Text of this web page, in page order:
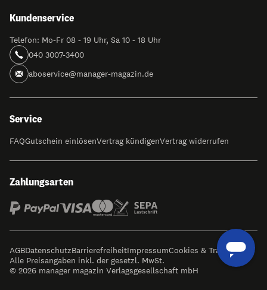
Kundenservice
Telefon: Mo-Fr 08 - 19 Uhr, Sa 10 - 18 Uhr
040 3007-3400
aboservice@manager-magazin.de
Service
FAQGutschein einlösenVertrag kündigenVertrag widerrufen
Zahlungsarten
AGBDatenschutzBarrierefreiheitImpressumCookies & Tracking
Alle Preisangaben inkl. der gesetzl. MwSt.
© 2026 manager magazin Verlagsgesellschaft mbH